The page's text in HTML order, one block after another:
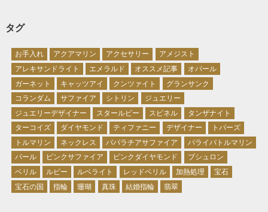
タグ
お手入れ アクアマリン アクセサリー
アメジスト
アレキサンドライト
エメラルド オススメ記事
オパール
ガーネット
キャッツアイ クンツァイト
グランサンク
コランダム
サファイア シトリン
ジュエリー
ジュエリーデザイナー
スタールビー スピネル
タンザナイト
ターコイズ
ダイヤモンド ティファニー デザイナー
トパーズ
トルマリン
ネックレス パパラチアサファイア
パライバトルマリン
パール
ピンクサファイア ピンクダイヤモンド
ブシュロン
ベリル
ルビー ルベライト レッドベリル 加熱処理
宝石
宝石の国
指輪 珊瑚 真珠 結婚指輪 翡翠